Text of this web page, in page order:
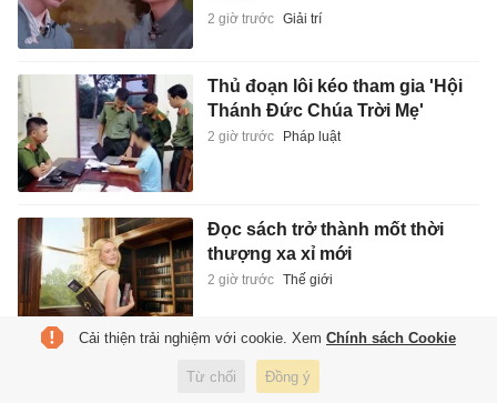
2 giờ trước Giải trí
Thủ đoạn lôi kéo tham gia 'Hội
Thánh Đức Chúa Trời Mẹ'
2 giờ trước Pháp luật
Đọc sách trở thành mốt thời
thượng xa xỉ mới
2 giờ trước Thế giới
Làm thế nào để biết mình mắc
ung thư?
Cải thiện trải nghiệm với cookie. Xem Chính sách Cookie
Từ chối Đồng ý